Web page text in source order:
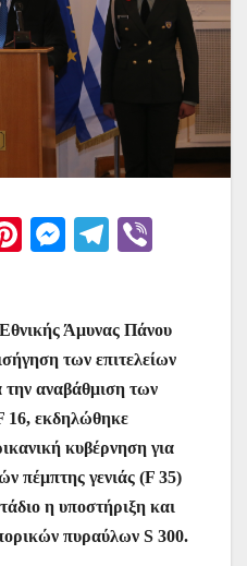
Pi
e
st
M
s
e
n
g
er
T
gr
a
m
Άμυνας Πάνου
των επιτελείων
την αναβάθμιση των
16, εκδηλώθηκε
κυβέρνηση για
πέμπτης γενιάς (F 35)
η υποστήριξη και
πυραύλων S 300.